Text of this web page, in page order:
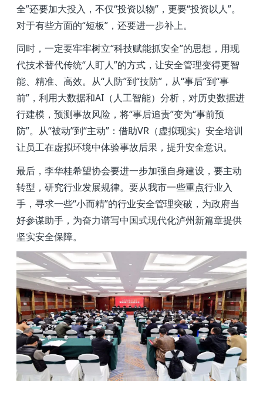
全”还要加大投入，不仅“投资以物”，更要“投资以人”。
对于有些方面的“短板”，还要进一步补上。
同时，一定要牢牢树立“科技赋能抓安全”的思想，用现
代技术替代传统“人盯人”的方式，让安全管理变得更智
能、精准、高效。从“人防”到“技防”，从“事后”到“事
前”，利用大数据和AI （人工智能）分析，对历史数据进
行建模，预测事故风险，将“事后追责”变为“事前预
防”。从“被动”到“主动” ：借助VR （虚拟现实）安全培训
让员工在虚拟环境中体验事故后果，提升安全意识。
最后，李华桂希望协会要进一步加强自身建设，要主动
转型，研究行业发展规律。要从我市一些重点行业入
手，寻求一些“小而精”的行业安全管理突破，为政府当
好参谋助手，为奋力谱写中国式现代化泸州新篇章提供
坚实安全保障。